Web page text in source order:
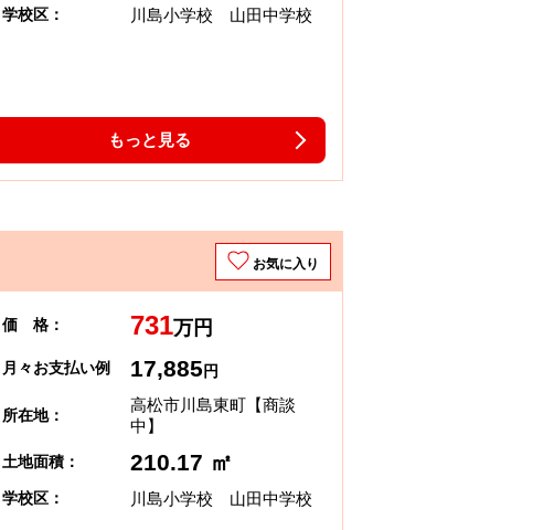
学校区： 川島小学校 山田中学校
もっと見る
お気に入り
価 格： 731万円
月々お支払い例 17,885円
所在地：
高松市川島東町【商談
中】
土地面積： 210.17 ㎡
学校区： 川島小学校 山田中学校